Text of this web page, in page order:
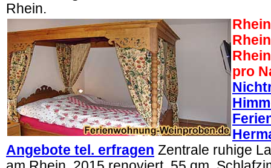
Rhein.
pro
Angebote tel. erfragen Zentrale ruhige